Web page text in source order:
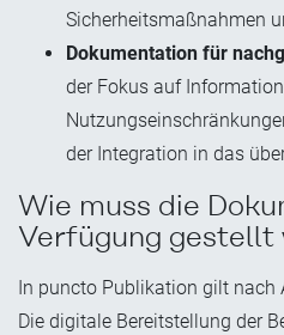
Sicherheitsmaßnahmen
Dokumentation für
der Fokus auf
der Integration in das
Wie muss die
Verfügung gestellt
In puncto Publikation gilt nach
Die digitale Bereitstellung der